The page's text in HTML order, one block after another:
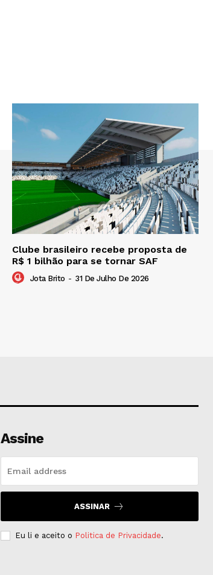
Clube brasileiro recebe proposta de
R$ 1 bilhão para se tornar SAF
Jota Brito - 31 De Julho De 2026
Assine
ASSINAR
Eu li e aceito o Politica de Privacidade.